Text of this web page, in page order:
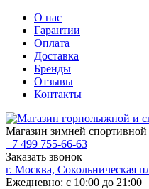
О нас
Гарантии
Оплата
Доставка
Бренды
Отзывы
Контакты
Магазин зимней
+7 499 755-66-63
Заказать звонок
г. Москва, Сокольническая
Ежедневно: с 10:00 до 21:00